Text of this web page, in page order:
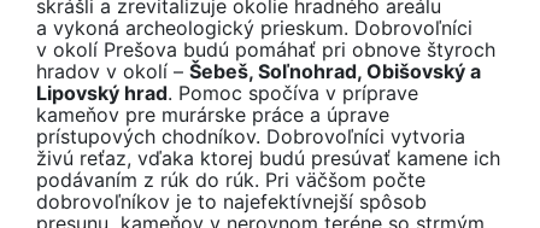
skrášli a zrevitalizuje okolie hradného areálu
a vykoná archeologický prieskum. Dobrovoľníci
v okolí Prešova budú pomáhať pri obnove štyroch
hradov v okolí – Šebeš, Soľnohrad, Obišovský a
Lipovský hrad. Pomoc spočíva v príprave
kameňov pre murárske práce a úprave
prístupových chodníkov. Dobrovoľníci vytvoria
živú reťaz, vďaka ktorej budú presúvať kamene ich
podávaním z rúk do rúk. Pri väčšom počte
dobrovoľníkov je to najefektívnejší spôsob